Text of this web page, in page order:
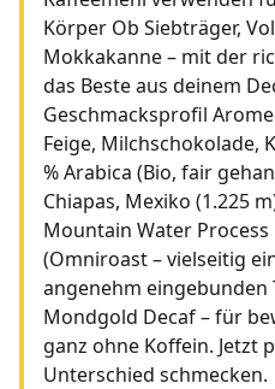
Körper Ob Siebträger,
Mokkakanne – mit der
das Beste aus deinem
Geschmacksprofil
Feige, Milchschokolade,
% Arabica (Bio, fair
Chiapas, Mexiko (1.225
Mountain Water
(Omniroast – vielseitig
angenehm eingebunden
Mondgold Decaf – für
ganz ohne Koffein. Jetzt
Unterschied schmecken.